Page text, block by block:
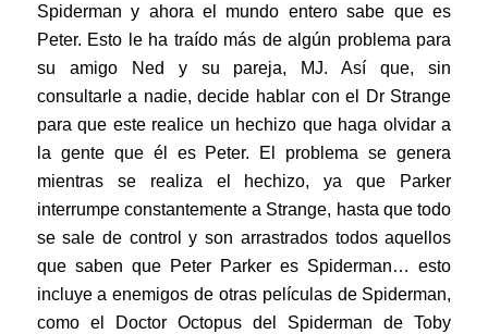
Spiderman y ahora el mundo entero sabe que es
Peter. Esto le ha traído más de algún problema para
su amigo Ned y su pareja, MJ. Así que, sin
consultarle a nadie, decide hablar con el Dr Strange
para que este realice un hechizo que haga olvidar a
la gente que él es Peter. El problema se genera
mientras se realiza el hechizo, ya que Parker
interrumpe constantemente a Strange, hasta que todo
se sale de control y son arrastrados todos aquellos
que saben que Peter Parker es Spiderman… esto
incluye a enemigos de otras películas de Spiderman,
como el Doctor Octopus del Spiderman de Toby